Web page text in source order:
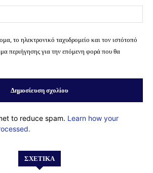
το ηλεκτρονικό ταχυδρομείο και τον ιστότοπό
περιήγησης για την επόμενη φορά που θα
to reduce spam. Learn how your
ΣΧΕΤΙΚΆ